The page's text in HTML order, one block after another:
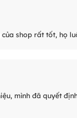
của shop rất tốt, họ
mình đã quyết